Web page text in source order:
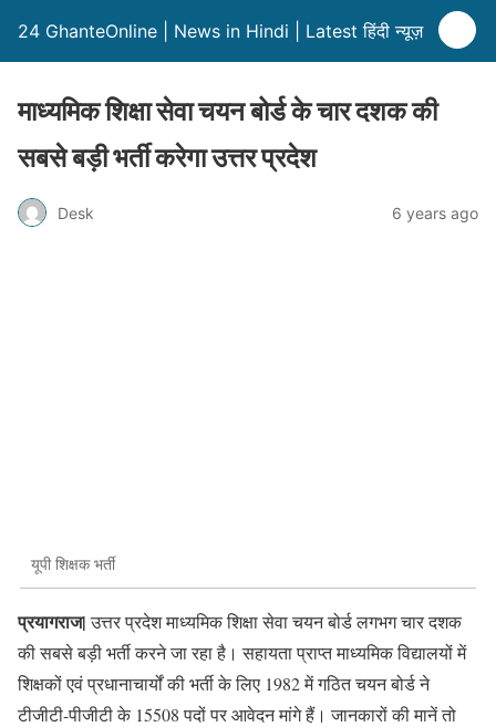
24 GhanteOnline | News in Hindi | Latest हिंदी न्यूज़
माध्यमिक शिक्षा सेवा चयन बोर्ड के चार दशक की
सबसे बड़ी भर्ती करेगा उत्तर प्रदेश
Desk 6 years ago
यूपी शिक्षक भर्ती
प्रयागराज|उत्तर प्रदेश माध्यमिक शिक्षा सेवा चयन बोर्ड लगभग चार दशक
की सबसे बड़ी भर्ती करने जा रहा है। सहायता प्राप्त माध्यमिक विद्यालयों में
शिक्षकों एवं प्रधानाचार्यों की भर्ती के लिए 1982 में गठित चयन बोर्ड ने
टीजीटी-पीजीटी के 15508 पदों पर आवेदन मांगे हैं। जानकारों की मानें तो